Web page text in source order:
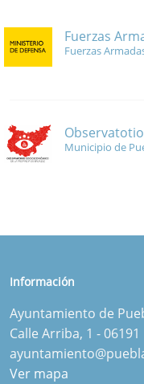
Fuerzas
Fuerzas
Municipio de
Información
Ayuntamiento de
Calle Arriba, 1 -
Ver mapa